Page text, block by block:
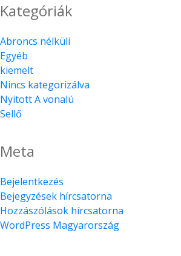
Kategóriák
Abroncs nélküli
Egyéb
kiemelt
Nincs kategorizálva
Nyitott A vonalú
Sellő
Meta
Bejelentkezés
Bejegyzések hírcsatorna
Hozzászólások hírcsatorna
WordPress Magyarország